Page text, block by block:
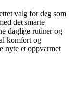
valg for deg som
det smarte
daglige rutiner og
komfort og
nyte et oppvarmet